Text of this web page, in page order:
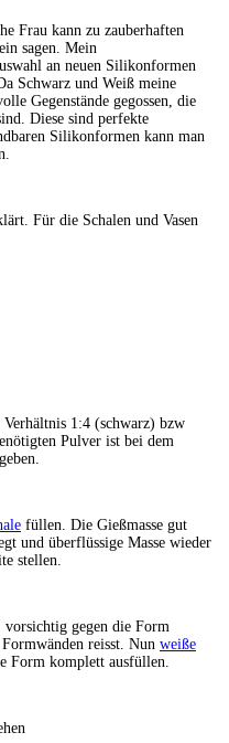
Frau kann zu zauberhaften
sagen. Mein
an neuen Silikonformen
Schwarz und Weiß meine
Gegenstände gegossen, die
Diese sind perfekte
Silikonformen kann man
Für die Schalen und Vasen
Verhältnis 1:4 (schwarz) bzw
Pulver ist bei dem
füllen. Die Gießmasse gut
und überflüssige Masse wieder
stellen.
vorsichtig gegen die Form
reisst. Nun weiße
Form komplett ausfüllen.